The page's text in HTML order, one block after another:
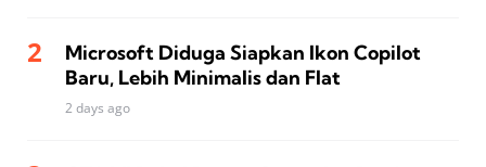
Microsoft Diduga Siapkan Ikon Copilot
Baru, Lebih Minimalis dan Flat
2 days ago